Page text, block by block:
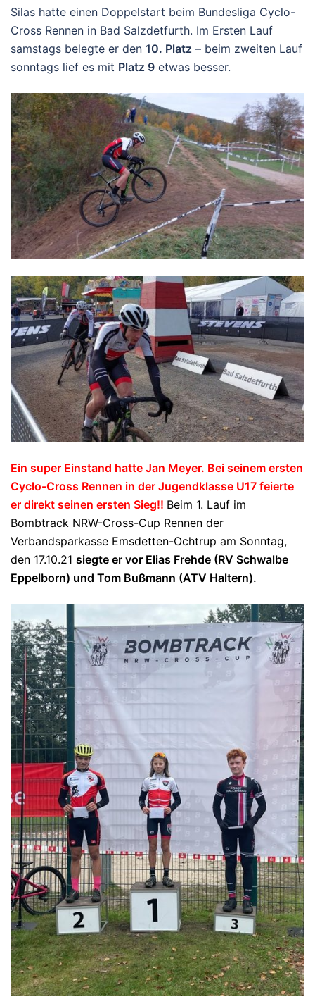
Silas hatte einen Doppelstart beim Bundesliga Cyclo-
Cross Rennen in Bad Salzdetfurth. Im Ersten Lauf
samstags belegte er den 10. Platz – beim zweiten Lauf
sonntags lief es mit Platz 9 etwas besser.
Ein super Einstand hatte Jan Meyer. Bei seinem ersten
Cyclo-Cross Rennen in der Jugendklasse U17 feierte
er direkt seinen ersten Sieg!! Beim 1. Lauf im
Bombtrack NRW-Cross-Cup Rennen der
Verbandsparkasse Emsdetten-Ochtrup am Sonntag,
den 17.10.21 siegte er vor Elias Frehde (RV Schwalbe
Eppelborn) und Tom Bußmann (ATV Haltern).